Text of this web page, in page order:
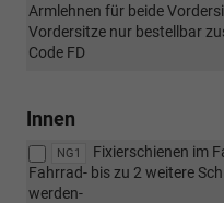
Armlehnen für beide
Vordersitze nur bestellbar
Code FD
Innen
NG1
Fixierschienen im
Fahrrad- bis zu 2 weitere
werden-